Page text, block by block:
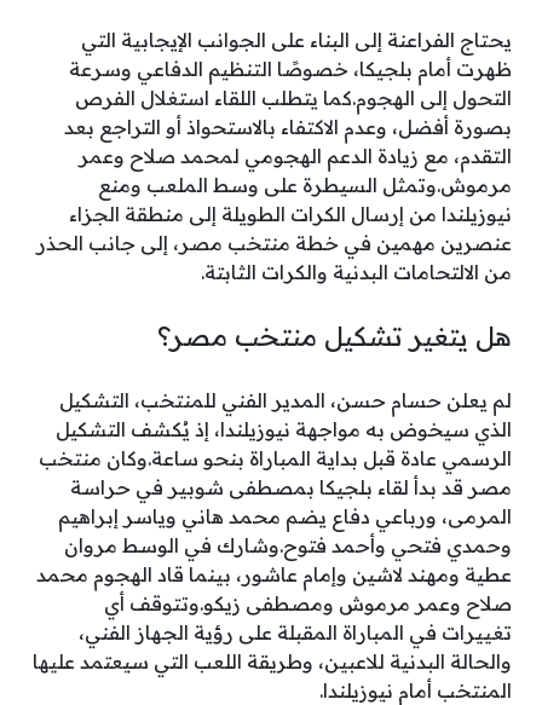
يحتاج الفراعنة إلى البناء على الجوانب الإيجابية التي
ظهرت أمام بلجيكا، خصوصًا التنظيم الدفاعي وسرعة
التحول إلى الهجوم.كما يتطلب اللقاء استغلال الفرص
بصورة أفضل، وعدم الاكتفاء بالاستحواذ أو التراجع بعد
التقدم، مع زيادة الدعم الهجومي لمحمد صلاح وعمر
مرموش.وتمثل السيطرة على وسط الملعب ومنع
نيوزيلندا من إرسال الكرات الطويلة إلى منطقة الجزاء
عنصرين مهمين في خطة منتخب مصر، إلى جانب الحذر
من الالتحامات البدنية والكرات الثابتة.
هل يتغير تشكيل منتخب مصر؟
لم يعلن حسام حسن، المدير الفني للمنتخب، التشكيل
الذي سيخوض به مواجهة نيوزيلندا، إذ يُكشف التشكيل
الرسمي عادة قبل بداية المباراة بنحو ساعة.وكان منتخب
مصر قد بدأ لقاء بلجيكا بمصطفى شوبير في حراسة
المرمى، ورباعي دفاع يضم محمد هاني وياسر إبراهيم
وحمدي فتحي وأحمد فتوح.وشارك في الوسط مروان
عطية ومهند لاشين وإمام عاشور، بينما قاد الهجوم محمد
صلاح وعمر مرموش ومصطفى زيكو.وتتوقف أي
تغييرات في المباراة المقبلة على رؤية الجهاز الفني،
والحالة البدنية للاعبين، وطريقة اللعب التي سيعتمد عليها
المنتخب أمام نيوزيلندا.